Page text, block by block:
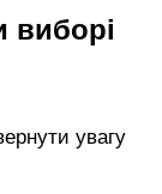
виборі
увагу